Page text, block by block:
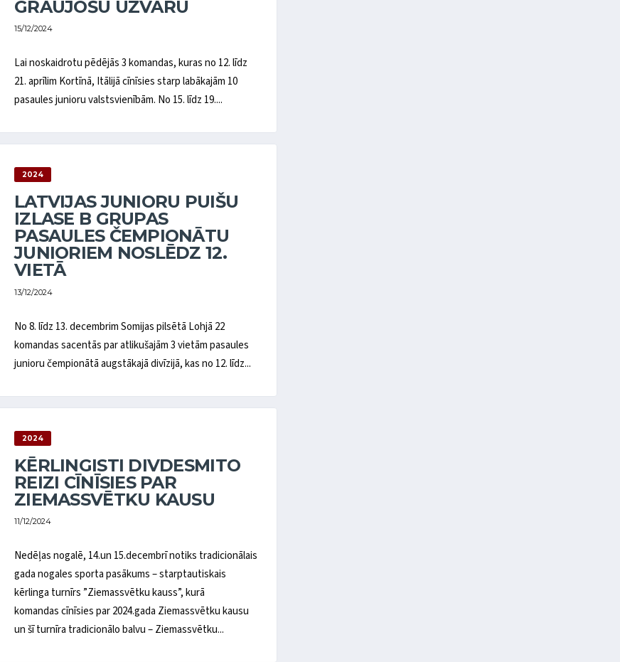
GRAUJOŠU UZVARU
15/12/2024
Lai noskaidrotu pēdējās 3 komandas, kuras no 12. līdz
21. aprīlim Kortīnā, Itālijā cīnīsies starp labākajām 10
pasaules junioru valstsvienībām. No 15. līdz 19....
2024
LATVIJAS JUNIORU PUIŠU
IZLASE B GRUPAS
PASAULES ČEMPIONĀTU
JUNIORIEM NOSLĒDZ 12.
VIETĀ
13/12/2024
No 8. līdz 13. decembrim Somijas pilsētā Lohjā 22
komandas sacentās par atlikušajām 3 vietām pasaules
junioru čempionātā augstākajā divīzijā, kas no 12. līdz...
2024
KĒRLINGISTI DIVDESMITO
REIZI CĪNĪSIES PAR
ZIEMASSVĒTKU KAUSU
11/12/2024
Nedēļas nogalē, 14.un 15.decembrī notiks tradicionālais
gada nogales sporta pasākums – starptautiskais
kērlinga turnīrs ”Ziemassvētku kauss”, kurā
komandas cīnīsies par 2024.gada Ziemassvētku kausu
un šī turnīra tradicionālo balvu – Ziemassvētku...